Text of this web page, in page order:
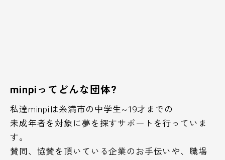
minpiってどんな団体?
私達minpiは糸満市の中学生~19才までの
未成年者を対象に夢を探すサポートを行っていま
す。
賛同、協賛を頂いている企業のお手伝いや、職場